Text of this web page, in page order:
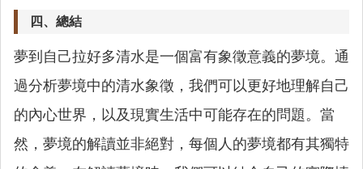
四、總結
夢到自己拉好多清水是一個富有象徵意義的夢境。通
過分析夢境中的清水象徵，我們可以更好地理解自己
的內心世界，以及現實生活中可能存在的問題。當
然，夢境的解讀並非絕對，每個人的夢境都有其獨特